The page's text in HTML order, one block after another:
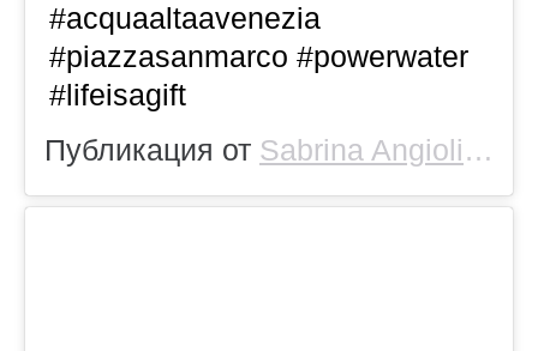
#acquaaltaavenezia
#piazzasanmarco #powerwater
#lifeisagift
Публикация от Sabrina Angiolilli